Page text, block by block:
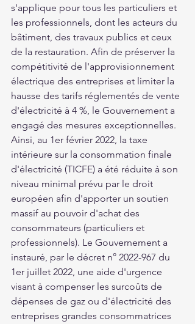
s'applique pour tous les particuliers et
les professionnels, dont les acteurs du
bâtiment, des travaux publics et ceux
de la restauration. Afin de préserver la
compétitivité de l'approvisionnement
électrique des entreprises et limiter la
hausse des tarifs réglementés de vente
d'électricité à 4 %, le Gouvernement a
engagé des mesures exceptionnelles.
Ainsi, au 1er février 2022, la taxe
intérieure sur la consommation finale
d'électricité (TICFE) a été réduite à son
niveau minimal prévu par le droit
européen afin d'apporter un soutien
massif au pouvoir d'achat des
consommateurs (particuliers et
professionnels). Le Gouvernement a
instauré, par le décret n° 2022-967 du
1er juillet 2022, une aide d'urgence
visant à compenser les surcoûts de
dépenses de gaz ou d'électricité des
entreprises grandes consommatrices